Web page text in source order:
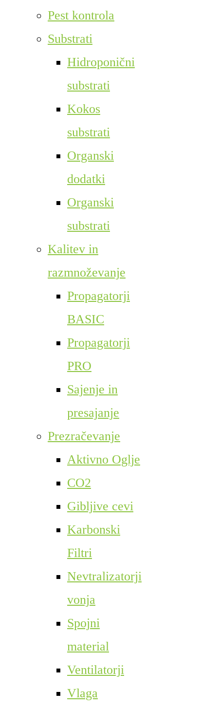
Pest kontrola
Substrati
Hidroponični
substrati
Kokos
substrati
Organski
dodatki
Organski
substrati
Kalitev in
razmnoževanje
Propagatorji
BASIC
Propagatorji
PRO
Sajenje in
presajanje
Prezračevanje
Aktivno Oglje
CO2
Gibljive cevi
Karbonski
Filtri
Nevtralizatorji
vonja
Spojni
material
Ventilatorji
Vlaga